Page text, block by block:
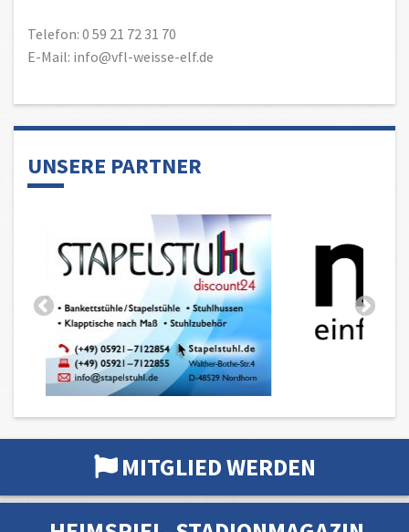
Telefon: 0 59 21 72 31 70
E-Mail: info@vfl-weisse-elf.de
UNSERE PARTNER
MITGLIED WERDEN
HEIMSPIEL- STADIONMAGAZIN